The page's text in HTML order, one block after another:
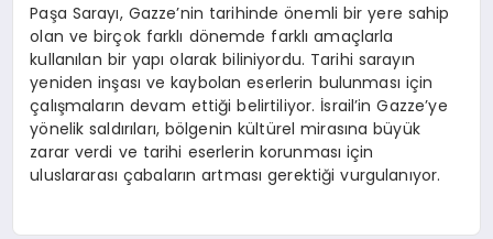
Paşa Sarayı, Gazze’nin tarihinde önemli bir yere sahip
olan ve birçok farklı dönemde farklı amaçlarla
kullanılan bir yapı olarak biliniyordu. Tarihi sarayın
yeniden inşası ve kaybolan eserlerin bulunması için
çalışmaların devam ettiği belirtiliyor. İsrail’in Gazze’ye
yönelik saldırıları, bölgenin kültürel mirasına büyük
zarar verdi ve tarihi eserlerin korunması için
uluslararası çabaların artması gerektiği vurgulanıyor.